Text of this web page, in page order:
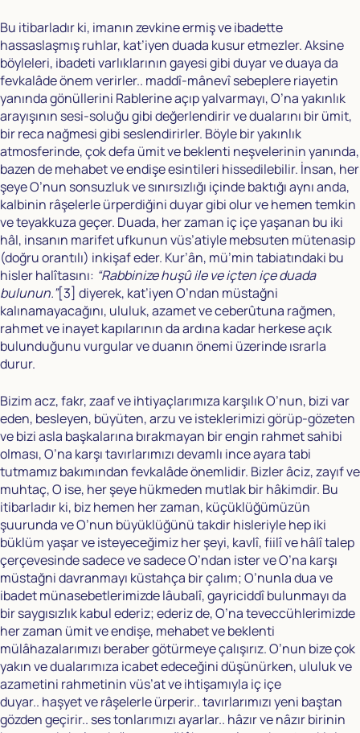
Bu itibarladır ki, imanın zevkine ermiş ve ibadette
hassaslaşmış ruhlar, kat’iyen duada kusur etmezler. Aksine
böyleleri, ibadeti varlıklarının gayesi gibi duyar ve duaya da
fevkalâde önem verirler.. maddî-mânevî sebeplere riayetin
yanında gönüllerini Rablerine açıp yalvarmayı, O’na yakınlık
arayışının sesi-soluğu gibi değerlendirir ve dualarını bir ümit,
bir reca nağmesi gibi seslendirirler. Böyle bir yakınlık
atmosferinde, çok defa ümit ve beklenti neşvelerinin yanında,
bazen de mehabet ve endişe esintileri hissedilebilir. İnsan, her
şeye O’nun sonsuzluk ve sınırsızlığı içinde baktığı aynı anda,
kalbinin râşelerle ürperdiğini duyar gibi olur ve hemen temkin
ve teyakkuza geçer. Duada, her zaman iç içe yaşanan bu iki
hâl, insanın marifet ufkunun vüs’atiyle mebsuten mütenasip
(doğru orantılı) inkişaf eder. Kur’ân, mü’min tabiatındaki bu
hisler halîtasını: “Rabbinize huşû ile ve içten içe duada
bulunun.”[3] diyerek, kat’iyen O’ndan müstağni
kalınamayacağını, ululuk, azamet ve ceberûtuna rağmen,
rahmet ve inayet kapılarının da ardına kadar herkese açık
bulunduğunu vurgular ve duanın önemi üzerinde ısrarla
durur.
Bizim acz, fakr, zaaf ve ihtiyaçlarımıza karşılık O’nun, bizi var
eden, besleyen, büyüten, arzu ve isteklerimizi görüp-gözeten
ve bizi asla başkalarına bırakmayan bir engin rahmet sahibi
olması, O’na karşı tavırlarımızı devamlı ince ayara tabi
tutmamız bakımından fevkalâde önemlidir. Bizler âciz, zayıf ve
muhtaç, O ise, her şeye hükmeden mutlak bir hâkimdir. Bu
itibarladır ki, biz hemen her zaman, küçüklüğümüzün
şuurunda ve O’nun büyüklüğünü takdir hisleriyle hep iki
büklüm yaşar ve isteyeceğimiz her şeyi, kavlî, fiilî ve hâlî talep
çerçevesinde sadece ve sadece O’ndan ister ve O’na karşı
müstağni davranmayı küstahça bir çalım; O’nunla dua ve
ibadet münasebetlerimizde lâubalî, gayriciddî bulunmayı da
bir saygısızlık kabul ederiz; ederiz de, O’na teveccühlerimizde
her zaman ümit ve endişe, mehabet ve beklenti
mülâhazalarımızı beraber götürmeye çalışırız. O’nun bize çok
yakın ve dualarımıza icabet edeceğini düşünürken, ululuk ve
azametini rahmetinin vüs’at ve ihtişamıyla iç içe
duyar.. haşyet ve râşelerle ürperir.. tavırlarımızı yeni baştan
gözden geçirir.. ses tonlarımızı ayarlar.. hâzır ve nâzır birinin